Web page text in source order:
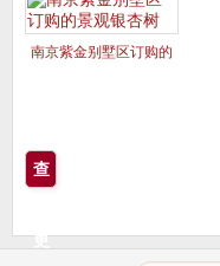
南京紫金别墅区订购的
查
更